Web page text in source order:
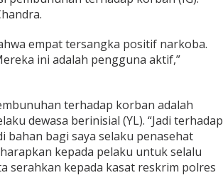
empat tersangka positif narkoba.
ini adalah pengguna aktif,”
terhadap korban adalah
dewasa berinisial (YL). “Jadi terhadap
bahan bagi saya selaku penasehat
kepada pelaku untuk selalu
serahkan kepada kasat reskrim polres